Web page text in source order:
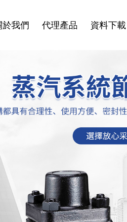
於我們 代理產品 資料下載